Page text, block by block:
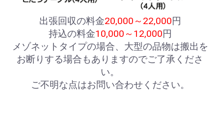
出張回収の料金20,000～22,000円
持込の料金10,000～12,000円
メゾネットタイプの場合、大型の品物は搬出を
お断りする場合もありますのでご了承くださ
い。
ご不明な点はお問い合わせください。